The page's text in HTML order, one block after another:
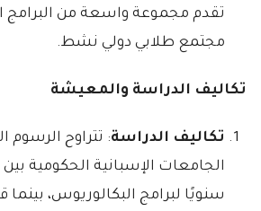
تقدم مجموعة واسعة من البرامج
مجتمع طلابي دولي نشط.
تكاليف الدراسة والمعيشة
تكاليف الدراسة: تتراوح الرسوم
سنويًا لبرامج البكالوريوس، بينما